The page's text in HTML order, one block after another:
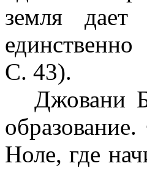
земля дает
С. 43).
Джовани
Ноле, где